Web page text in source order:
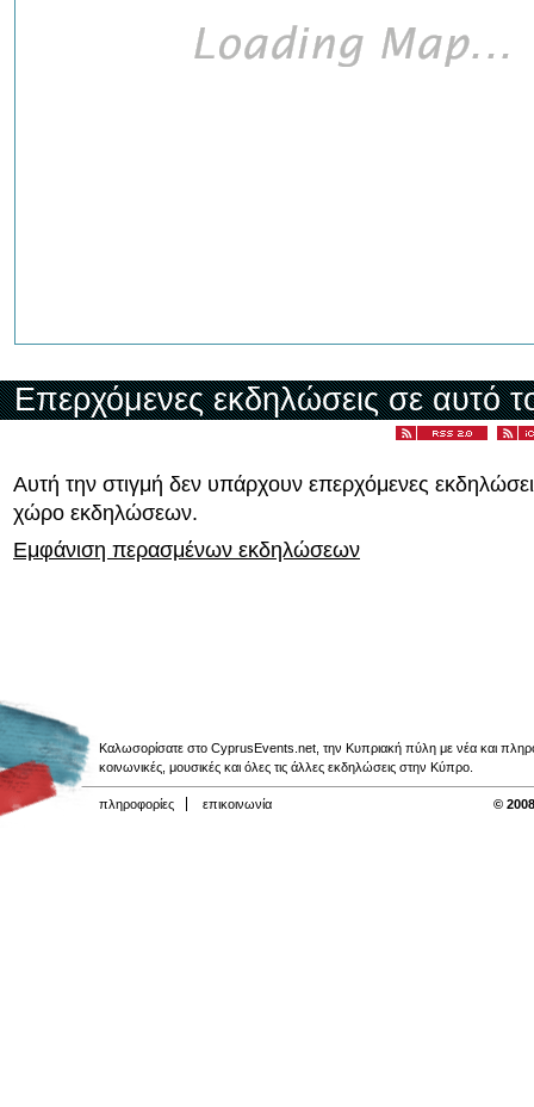
Επερχόμενες εκδηλώσεις σε αυτό
Αυτή την στιγμή δεν υπάρχουν επερχόμενες
χώρο εκδηλώσεων.
Εμφάνιση περασμένων εκδηλώσεων
Καλωσορίσατε στο CyprusEvents.net, την Κυπριακή πύλη με νέα και
κοινωνικές, μουσικές και όλες τις άλλες εκδηλώσεις στην Κύπρο.
πληροφορίες επικοινωνία ©